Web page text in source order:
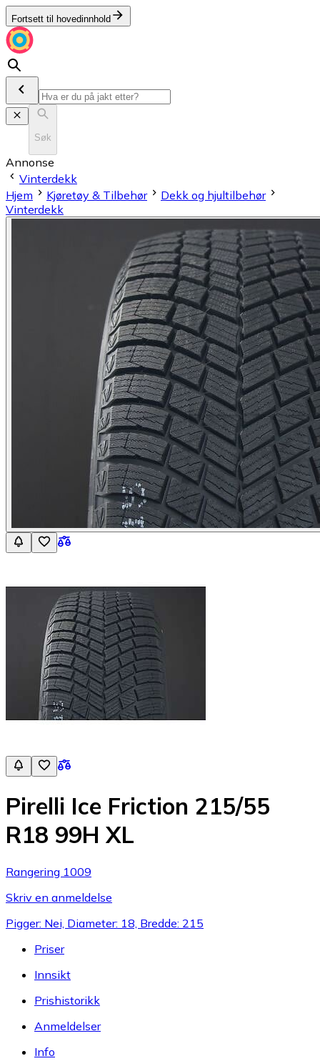
Fortsett til hovedinnhold
Søk
Annonse
Vinterdekk
Hjem
Kjøretøy & Tilbehør
Dekk og hjultilbehør
Vinterdekk
Pirelli Ice Friction 215/55
R18 99H XL
Rangering 1009
Skriv en anmeldelse
Pigger: Nei, Diameter: 18, Bredde: 215
Priser
Innsikt
Prishistorikk
Anmeldelser
Info